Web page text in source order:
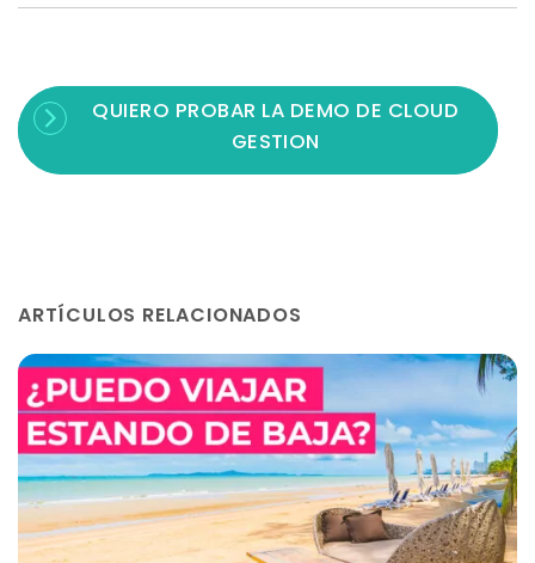
QUIERO PROBAR LA DEMO DE CLOUD
GESTION
ARTÍCULOS RELACIONADOS